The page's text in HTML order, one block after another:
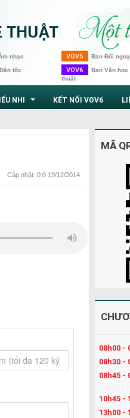
nhạc
tộc
VOV5 Ban Đối
VOV6 Ban Văn học
thuật
NHI KẾT NỐI VOV6
Cập nhật :0:0 19/12/2014
MÃ
08h00 -
08h30 -
08h45 -
10h45 -
13h00 -